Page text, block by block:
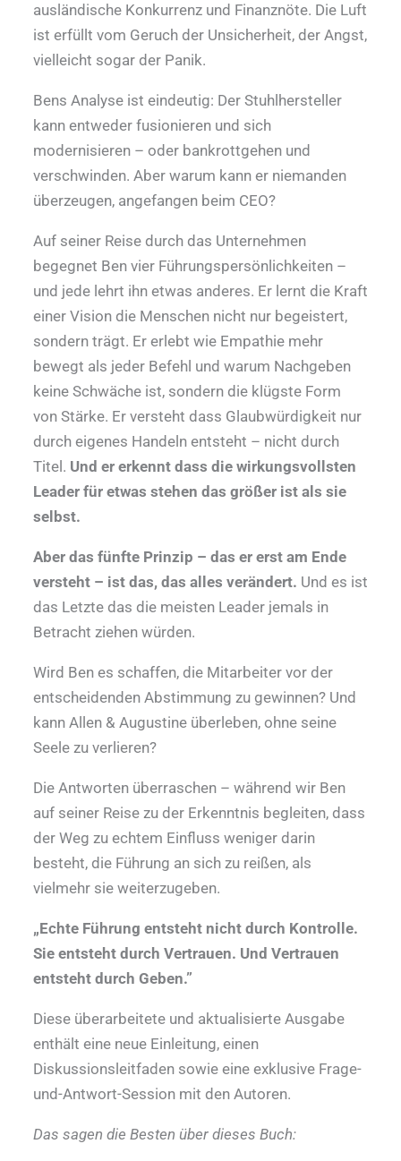
ausländische Konkurrenz und Finanznöte. Die Luft
ist erfüllt vom Geruch der Unsicherheit, der Angst,
vielleicht sogar der Panik.
Bens Analyse ist eindeutig: Der Stuhlhersteller
kann entweder fusionieren und sich
modernisieren – oder bankrottgehen und
verschwinden. Aber warum kann er niemanden
überzeugen, angefangen beim CEO?
Auf seiner Reise durch das Unternehmen
begegnet Ben vier Führungspersönlichkeiten –
und jede lehrt ihn etwas anderes. Er lernt die Kraft
einer Vision die Menschen nicht nur begeistert,
sondern trägt. Er erlebt wie Empathie mehr
bewegt als jeder Befehl und warum Nachgeben
keine Schwäche ist, sondern die klügste Form
von Stärke. Er versteht dass Glaubwürdigkeit nur
durch eigenes Handeln entsteht – nicht durch
Titel. Und er erkennt dass die wirkungsvollsten
Leader für etwas stehen das größer ist als sie
selbst.
Aber das fünfte Prinzip – das er erst am Ende
versteht – ist das, das alles verändert. Und es ist
das Letzte das die meisten Leader jemals in
Betracht ziehen würden.
Wird Ben es schaffen, die Mitarbeiter vor der
entscheidenden Abstimmung zu gewinnen? Und
kann Allen & Augustine überleben, ohne seine
Seele zu verlieren?
Die Antworten überraschen – während wir Ben
auf seiner Reise zu der Erkenntnis begleiten, dass
der Weg zu echtem Einfluss weniger darin
besteht, die Führung an sich zu reißen, als
vielmehr sie weiterzugeben.
„Echte Führung entsteht nicht durch Kontrolle.
Sie entsteht durch Vertrauen. Und Vertrauen
entsteht durch Geben.”
Diese überarbeitete und aktualisierte Ausgabe
enthält eine neue Einleitung, einen
Diskussionsleitfaden sowie eine exklusive Frage-
und-Antwort-Session mit den Autoren.
Das sagen die Besten über dieses Buch: